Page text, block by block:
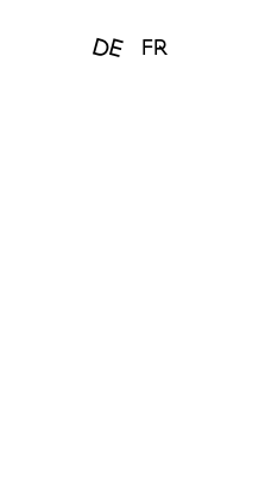
DE FR